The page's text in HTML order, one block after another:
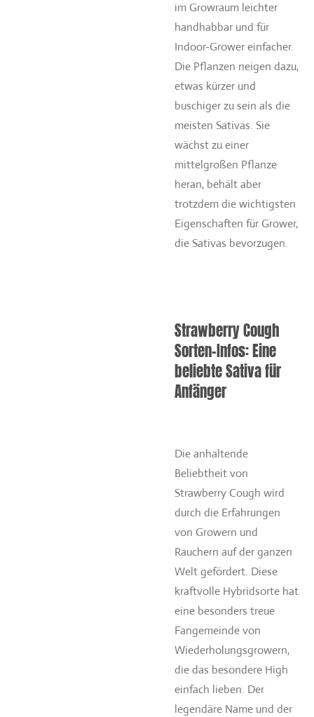
im Growraum leichter
handhabbar und für
Indoor-Grower einfacher.
Die Pflanzen neigen dazu,
etwas kürzer und
buschiger zu sein als die
meisten Sativas. Sie
wächst zu einer
mittelgroßen Pflanze
heran, behält aber
trotzdem die wichtigsten
Eigenschaften für Grower,
die Sativas bevorzugen.
Strawberry Cough
Sorten-Infos: Eine
beliebte Sativa für
Anfänger
Die anhaltende
Beliebtheit von
Strawberry Cough wird
durch die Erfahrungen
von Growern und
Rauchern auf der ganzen
Welt gefördert. Diese
kraftvolle Hybridsorte hat
eine besonders treue
Fangemeinde von
Wiederholungsgrowern,
die das besondere High
einfach lieben. Der
legendäre Name und der